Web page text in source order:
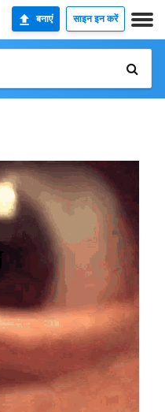
बनाएं साइन इन करें